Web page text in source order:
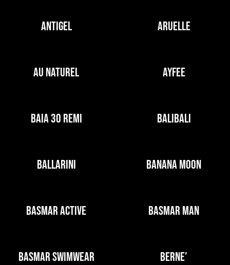
ANTIGEL ARUELLE
AU NATUREL AYFEE
BAIA 30 REMI BALIBALI
BALLARINI BANANA MOON
BASMAR ACTIVE BASMAR MAN
BASMAR SWIMWEAR BERNE’